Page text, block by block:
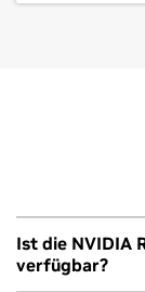
Ist die NVIDIA
verfügbar?